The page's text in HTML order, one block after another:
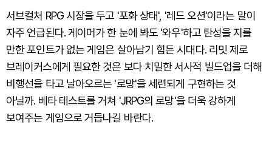
서브컬처 RPG 시장을 두고 '포화 상태', '레드 오션'이라는 말이
자주 언급된다. 게이머가 한 눈에 봐도 '와우'하고 탄성을 지를
만한 포인트가 없는 게임은 살아남기 힘든 시대다. 리밋 제로
브레이커스에게 필요한 것은 보다 치밀한 서사적 빌드업을 더해
비행선을 타고 날아오르는 '로망'을 세련되게 구현하는 것
아닐까. 베타 테스트를 거쳐 'JRPG의 로망'을 더욱 강하게
보여주는 게임으로 거듭나길 바란다.